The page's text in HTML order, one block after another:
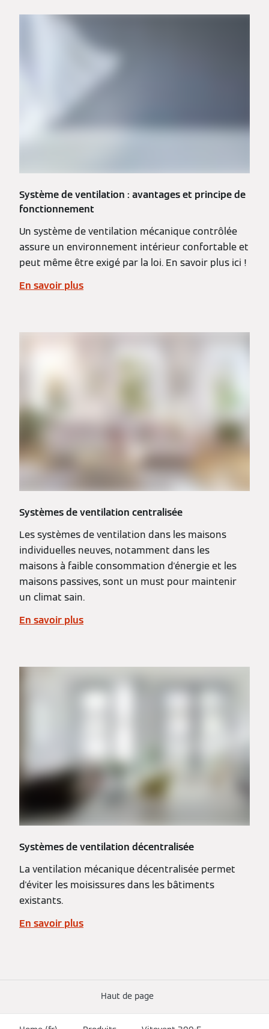
Système de ventilation : avantages et principe de
fonctionnement
Un système de ventilation mécanique contrôlée
assure un environnement intérieur confortable et
peut même être exigé par la loi. En savoir plus ici !
En savoir plus
Systèmes de ventilation centralisée
Les systèmes de ventilation dans les maisons
individuelles neuves, notamment dans les
maisons à faible consommation d'énergie et les
maisons passives, sont un must pour maintenir
un climat sain.
En savoir plus
Systèmes de ventilation décentralisée
La ventilation mécanique décentralisée permet
d'éviter les moisissures dans les bâtiments
existants.
En savoir plus
Haut de page